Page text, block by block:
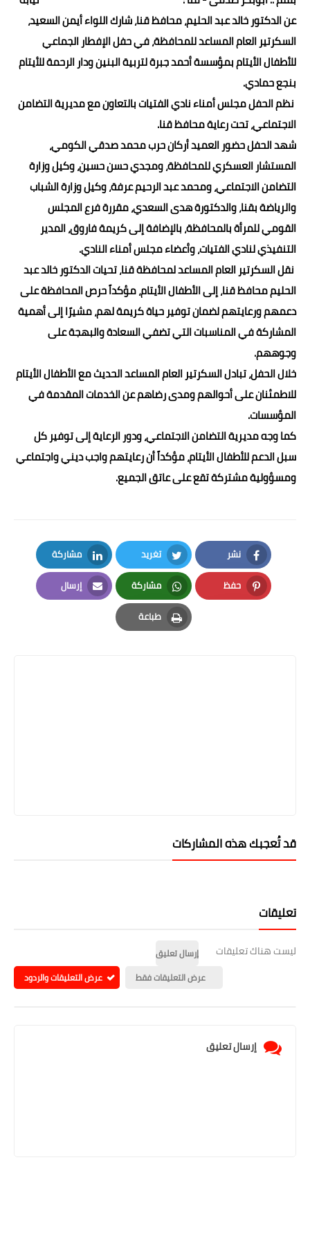
حوادث وقضايا
خدمات
فن المطبخ
عن الدكتور خالد عبد الحليم، محافظ قنا، شارك اللواء أيمن السعيد،
السكرتير العام المساعد للمحافظة، في حفل الإفطار الجماعي
للأطفال الأيتام بمؤسسة أحمد جبرة لتربية البنين ودار الرحمة للأيتام
بنجع حمادي.
نظم الحفل مجلس أمناء نادي الفتيات بالتعاون مع مديرية التضامن
الاجتماعي، تحت رعاية محافظ قنا.
شهد الحفل حضور العميد أركان حرب محمد صدقي الكومي،
المستشار العسكري للمحافظة، ومجدي حسن حسين، وكيل وزارة
التضامن الاجتماعي، ومحمد عبد الرحيم عرفة، وكيل وزارة الشباب
والرياضة بقنا، والدكتورة هدى السعدي، مقررة فرع المجلس
القومي للمرأة بالمحافظة، بالإضافة إلى كريمة فاروق، المدير
التنفيذي لنادي الفتيات، وأعضاء مجلس أمناء النادي.
نقل السكرتير العام المساعد لمحافظة قنا، تحيات الدكتور خالد عبد
الحليم محافظ قنا، إلى الأطفال الأيتام، مؤكداً حرص المحافظة على
دعمهم ورعايتهم لضمان توفير حياة كريمة لهم، مشيرًا إلى أهمية
المشاركة في المناسبات التي تضفي السعادة والبهجة على
وجوههم.
خلال الحفل، تبادل السكرتير العام المساعد الحديث مع الأطفال الأيتام
للاطمئنان على أحوالهم ومدى رضاهم عن الخدمات المقدمة في
المؤسسات.
كما وجه مديرية التضامن الاجتماعي، ودور الرعاية إلى توفير كل
سبل الدعم للأطفال الأيتام، مؤكداً أن رعايتهم واجب ديني واجتماعي
ومسؤولية مشتركة تقع على عاتق الجميع.
نشر
Facebook
تغريد
Twitter
مشاركة
LinkedIn
حفظ
Pinterest
مشاركة
Whatsapp
إرسال
Email
طباعة
Print
قد تُعجبك هذه المشاركات
تعليقات
ليست هناك تعليقات
إرسال تعليق
عرض التعليقات فقط
عرض التعليقات والردود
إرسال تعليق